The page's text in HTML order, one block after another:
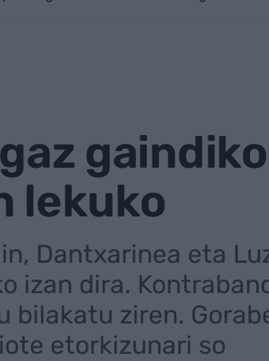
gaindiko
lekuko
Dantxarinea eta
izan dira.
ziren.
etorkizunari so